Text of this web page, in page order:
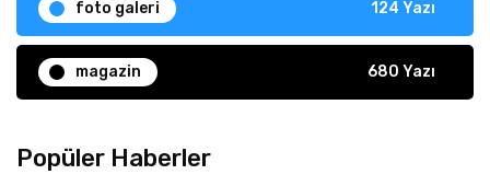
foto galeri 124 Yazı
magazin 680 Yazı
Popüler Haberler